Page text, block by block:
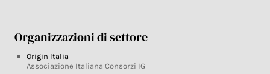
Organizzazioni di settore
Origin Italia
Associazione Italiana Consorzi IG